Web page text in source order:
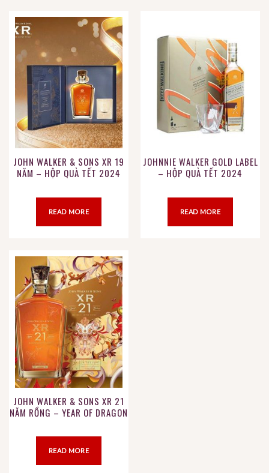
JOHN WALKER & SONS XR 19
NĂM – HỘP QUÀ TẾT 2024
READ MORE
JOHNNIE WALKER GOLD LABEL
– HỘP QUÀ TẾT 2024
READ MORE
JOHN WALKER & SONS XR 21
NĂM RỒNG – YEAR OF DRAGON
READ MORE